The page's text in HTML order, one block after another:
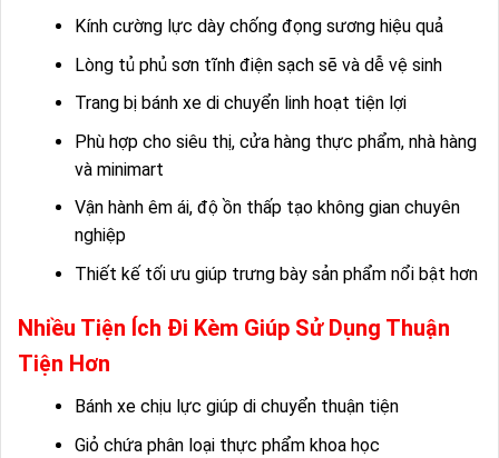
Kính cường lực dày chống đọng sương hiệu quả
Lòng tủ phủ sơn tĩnh điện sạch sẽ và dễ vệ sinh
Trang bị bánh xe di chuyển linh hoạt tiện lợi
Phù hợp cho siêu thị, cửa hàng thực phẩm, nhà hàng
và minimart
Vận hành êm ái, độ ồn thấp tạo không gian chuyên
nghiệp
Thiết kế tối ưu giúp trưng bày sản phẩm nổi bật hơn
Nhiều Tiện Ích Đi Kèm Giúp Sử Dụng Thuận
Tiện Hơn
Bánh xe chịu lực giúp di chuyển thuận tiện
Giỏ chứa phân loại thực phẩm khoa học